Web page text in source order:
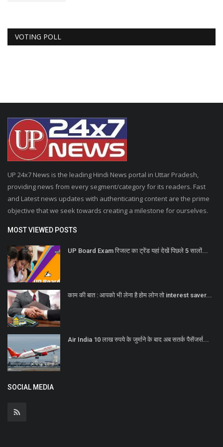
VOTING POLL
UP 24x7 News is the leading Hindi News portal in Uttar Pradesh,
providing news from every segment/category for its readers. Fast
and Latest news updates with authenticating content are the prime
objective that we seek towards creating a milestone for ourselves.
MOST VIEWED POSTS
UP Board Exam रिजल्ट का ट्रेंड यहां देखें पिछले 5 सालों...
काम की बात : आपको भी लेना है होम लोन तो interest saver...
Air India 10 लाख रुपये के जुर्माने के बाद अब सतर्क पैसेंजर्स...
SOCIAL MEDIA